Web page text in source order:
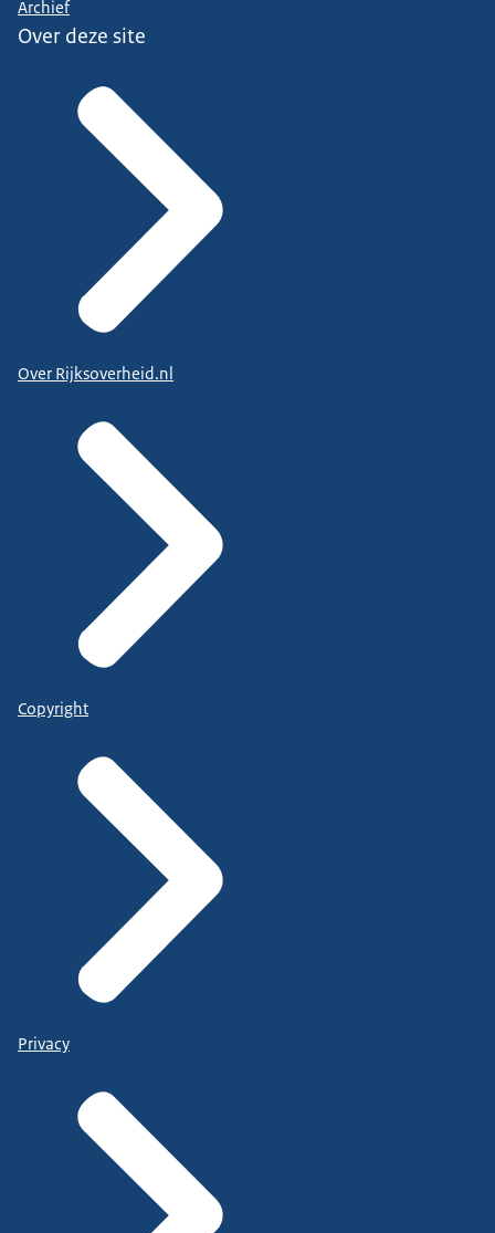
Archief
Over deze site
Over Rijksoverheid.nl
Copyright
Privacy